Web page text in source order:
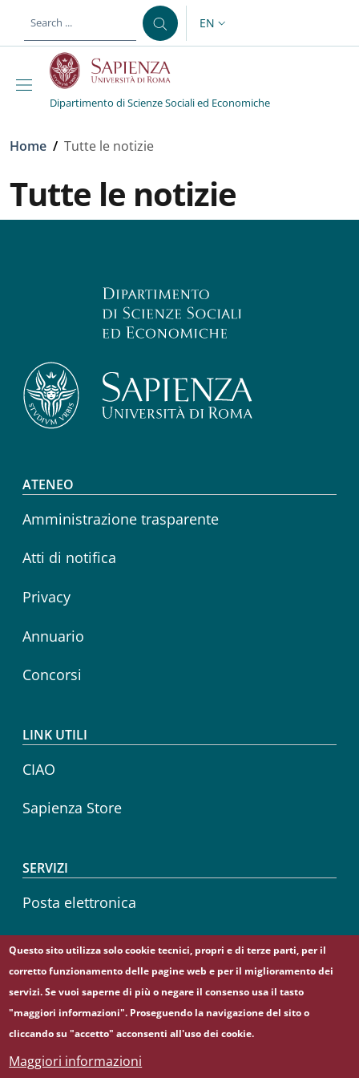
LANGUAGE SWITCHER:
EN
Dipartimento di Scienze Sociali ed Economiche
Breadcrumb
Home / Tutte le notizie
Tutte le notizie
Footer menu
ATENEO
Amministrazione trasparente
Atti di notifica
Privacy
Annuario
Concorsi
LINK UTILI
CIAO
Sapienza Store
SERVIZI
Posta elettronica
Sapienza Wireless
Career service
© Sapienza Università di Roma - Piazzale Aldo Moro 5,
Questo sito utilizza solo cookie tecnici, propri e di terze parti, per il
corretto funzionamento delle pagine web e per il miglioramento dei
servizi. Se vuoi saperne di più o negare il consenso usa il tasto
"maggiori informazioni". Proseguendo la navigazione del sito o
cliccando su "accetto" acconsenti all'uso dei cookie.
Maggiori informazioni